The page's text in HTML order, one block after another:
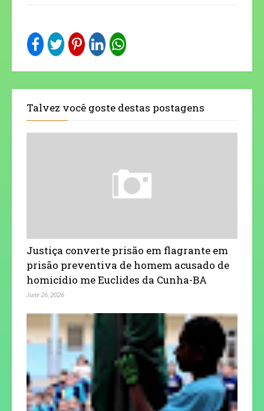
Talvez você goste destas postagens
Justiça converte prisão em flagrante em
prisão preventiva de homem acusado de
homicídio me Euclides da Cunha-BA
June 26, 2026